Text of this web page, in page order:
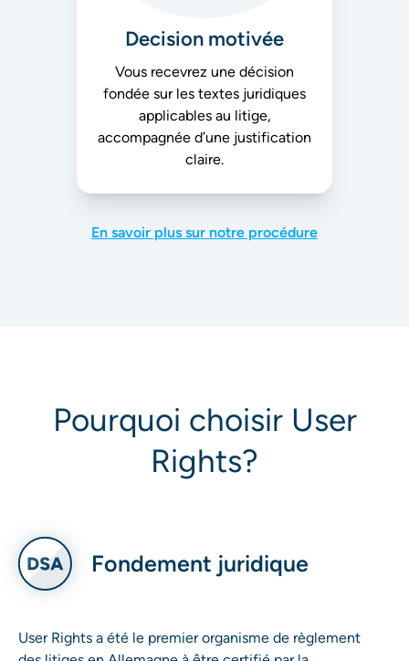
Decision motivée
Vous recevrez une décision
fondée sur les textes juridiques
applicables au litige,
accompagnée d’une justification
claire.
En savoir plus sur notre procédure
Pourquoi choisir User
Rights?
Fondement juridique
User Rights a été le premier organisme de règlement